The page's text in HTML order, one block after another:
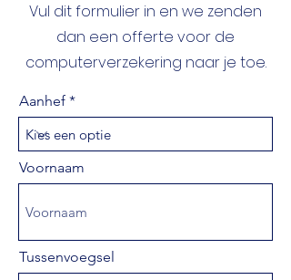
Vul dit formulier in en we zenden
dan een offerte voor de
computerverzekering naar je toe.
Aanhef
Voornaam
Tussenvoegsel